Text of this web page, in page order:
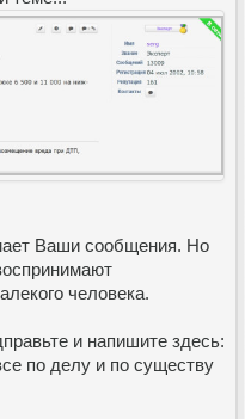
Ваши сообщения. Но
человека.
и напишите здесь:
по делу и по существу